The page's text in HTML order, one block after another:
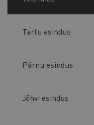
Tartu esindus
Pärnu esindus
Jõhvi esindus